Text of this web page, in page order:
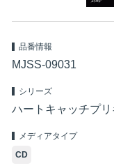
品番情報
MJSS-09031
シリーズ
ハートキャッチプリ
メディアタイプ
CD